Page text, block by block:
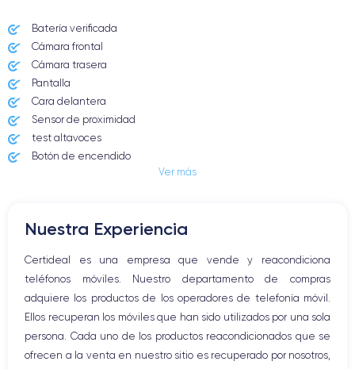
Batería verificada
Cámara frontal
Cámara trasera
Pantalla
Cara delantera
Sensor de proximidad
test altavoces
Botón de encendido
Altavoz
Botón Inicio
Bluetooth
WiFi
Red móvil
Vibración
Conector USB
Ver más
Nuestra Experiencia
Certideal es una empresa que vende y reacondiciona
teléfonos móviles. Nuestro departamento de compras
adquiere los productos de los operadores de telefonía móvil.
Ellos recuperan los móviles que han sido utilizados por una sola
persona. Cada uno de los productos reacondicionados que se
ofrecen a la venta en nuestro sitio es recuperado por nosotros,